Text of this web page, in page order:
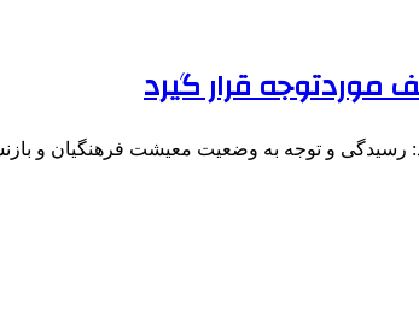
موردتوجه قرار گیرد
رسیدگی و توجه به وضعیت معیشت فرهنگیان و